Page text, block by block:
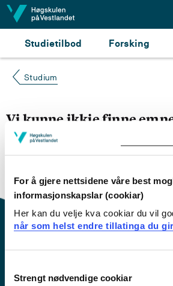
For å gjere nettsidene våre best
informasjonskapslar (cookiar)
Her kan du velje kva cookiar du vil
når som helst endre tillatinga du
Selection
Strengt nødvendige cookiar
Hopp til innhald
Studietilbod Forsking
Studium
Vi kunne ikkje finne
søke opp emnet du
engelsk emneplan ved å klikke på